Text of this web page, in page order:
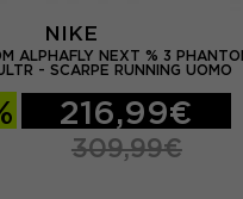
NIKE
ALPHAFLY NEXT % 3
- SCARPE RUNNING UOMO
216,99€
309,99€